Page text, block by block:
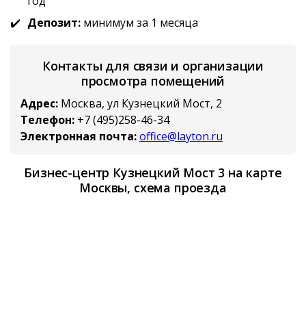
Депозит: минимум за 1 месяца
Контакты для связи и организации
просмотра помещений
Адрес: Москва, ул Кузнецкий Мост, 2
Телефон: +7 (495)258-46-34
Электронная почта:office@layton.ru
Бизнес-центр Кузнецкий Мост 3 на карте
Москвы, схема проезда